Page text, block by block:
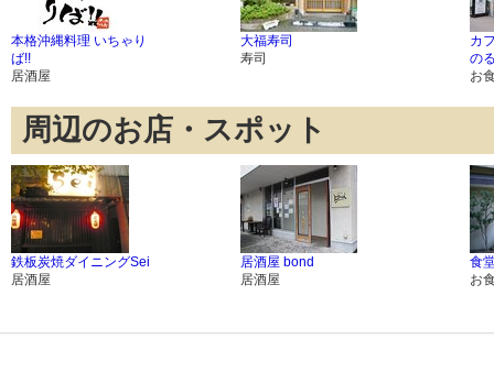
本格沖縄料理 いちゃり
ば!!
居酒屋
大福寿司
寿司
カ
の
お
周辺のお店・スポット
鉄板炭焼ダイニングSei
居酒屋
居酒屋 bond
居酒屋
食
お